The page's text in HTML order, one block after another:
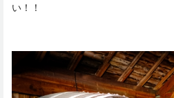
い！！